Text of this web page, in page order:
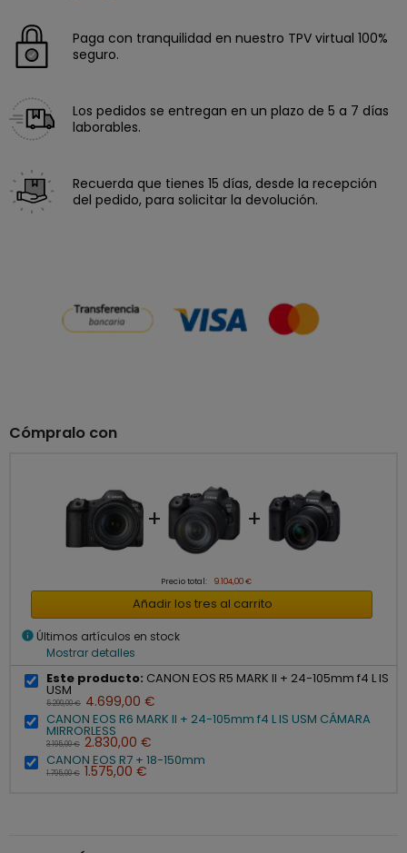
Paga con tranquilidad en nuestro TPV virtual 100%
seguro.
Los pedidos se entregan en un plazo de 5 a 7 días
laborables.
Recuerda que tienes 15 días, desde la recepción
del pedido, para solicitar la devolución.
Cómpralo con
+ +
Precio total: 9.104,00 €
Añadir los tres al carrito
info Últimos artículos en stock
Mostrar detalles
Este producto: CANON EOS R5 MARK II + 24-105mm f4 L IS
USM
5.299,00 € 4.699,00 €
CANON EOS R6 MARK II + 24-105mm f4 L IS USM CÁMARA
MIRRORLESS
3.195,00 € 2.830,00 €
CANON EOS R7 + 18-150mm
1.795,00 € 1.575,00 €